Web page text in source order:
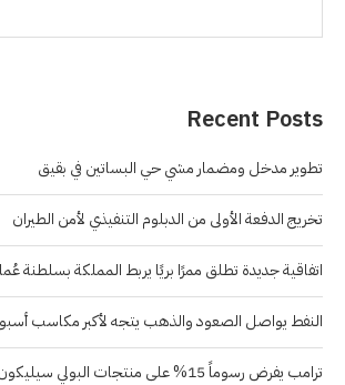
Recent Posts
تطوير مدخل ومضمار مشي حي البساتين في بقيق
تخريج الدفعة الأولى من الدبلوم التنفيذي لأمن الطيران
اتفاقية جديدة تطلق ممرًا بريًا يربط المملكة بسلطنة
النفط يواصل الصعود والذهب يتجه لأكبر مكاسب
ترامب يفرض رسوماً 15% على منتجات البولي سيليكون